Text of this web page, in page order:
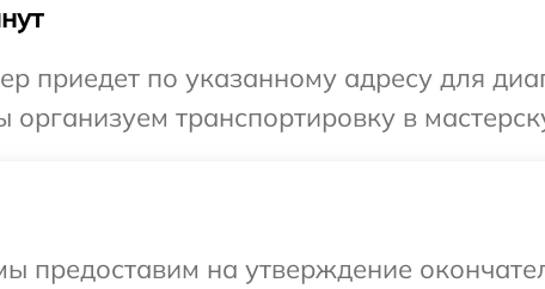
приедет по указанному адресу для
организуем транспортировку в
предоставим на утверждение